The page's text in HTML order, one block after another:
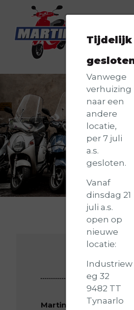
Martin Boer Scooters
Tijdelijk
Vanwege
verhuizing
naar een
andere
locatie,
per 7 juli
a.s.
gesloten.
Vanaf
dinsdag 21
juli a.s.
open op
nieuwe
locatie:
Industriew
eg 32
9482 TT
Tynaarlo